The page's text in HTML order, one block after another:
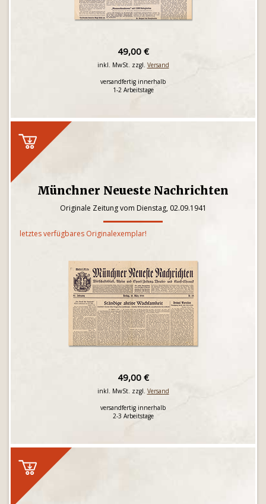
49,00 €
inkl. MwSt. zzgl. Versand
versandfertig innerhalb
1-2 Arbeitstage
Münchner Neueste Nachrichten
Originale Zeitung vom Dienstag, 02.09.1941
letztes verfügbares Originalexemplar!
49,00 €
inkl. MwSt. zzgl. Versand
versandfertig innerhalb
2-3 Arbeitstage